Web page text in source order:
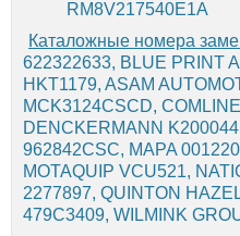
RM8V217540E1A
Каталожные номера
622322633, BLUE PRINT
HKT1179, ASAM
MCK3124CSCD,
DENCKERMANN
962842CSC, MAPA
MOTAQUIP VCU521,
2277897, QUINTON
479C3409, WILMINK